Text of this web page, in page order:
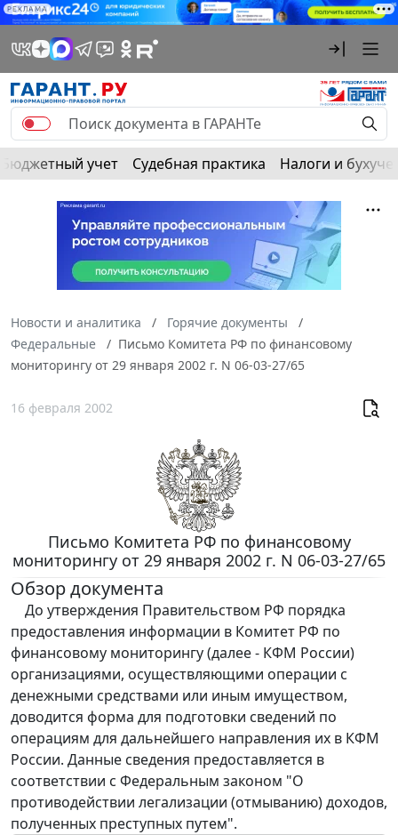
РЕКЛАМА
Бюджетный учет Судебная практика Налоги и
Новости и аналитика
Горячие документы
Федеральные
Письмо Комитета РФ по финансовому
мониторингу от 29 января 2002 г. N 06-03-27/65
16 февраля 2002
Письмо Комитета РФ по финансовому
мониторингу от 29 января 2002 г. N 06-03-27/65
Обзор документа
До утверждения Правительством РФ порядка
предоставления информации в Комитет РФ по
финансовому мониторингу (далее - КФМ России)
организациями, осуществляющими операции с
денежными средствами или иным имуществом,
доводится форма для подготовки сведений по
операциям для дальнейшего направления их в КФМ
России. Данные сведения предоставляется в
соответствии с Федеральным законом "О
противодействии легализации (отмыванию) доходов,
полученных преступных путем".